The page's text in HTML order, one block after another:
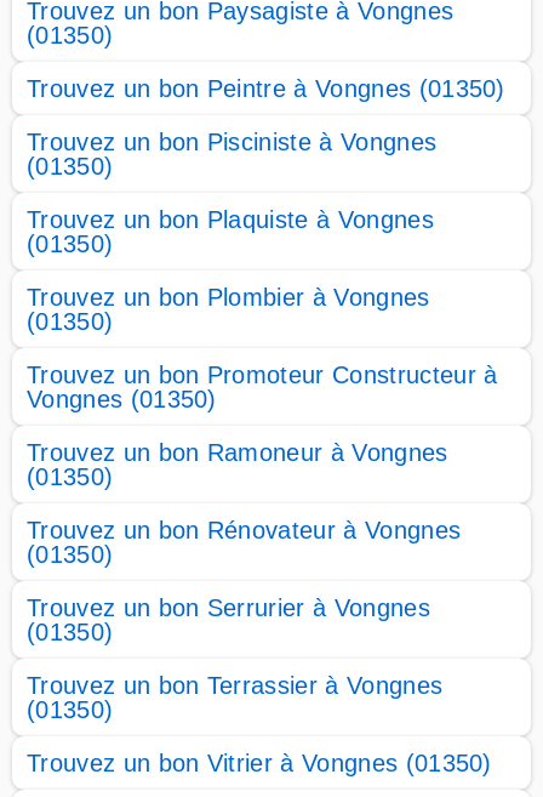
Trouvez un bon Paysagiste à Vongnes
(01350)
Trouvez un bon Peintre à Vongnes (01350)
Trouvez un bon Pisciniste à Vongnes
(01350)
Trouvez un bon Plaquiste à Vongnes
(01350)
Trouvez un bon Plombier à Vongnes
(01350)
Trouvez un bon Promoteur Constructeur à
Vongnes (01350)
Trouvez un bon Ramoneur à Vongnes
(01350)
Trouvez un bon Rénovateur à Vongnes
(01350)
Trouvez un bon Serrurier à Vongnes
(01350)
Trouvez un bon Terrassier à Vongnes
(01350)
Trouvez un bon Vitrier à Vongnes (01350)